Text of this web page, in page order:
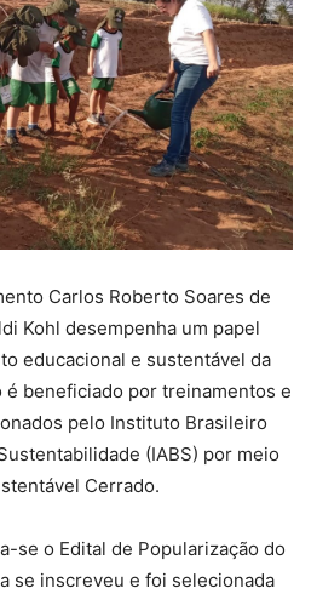
Carlos Roberto Soares de
Kohl desempenha um papel
educacional e sustentável da
é beneficiado por treinamentos e
pelo Instituto Brasileiro
(IABS) por meio
Cerrado.
se o Edital de Popularização do
se inscreveu e foi selecionada